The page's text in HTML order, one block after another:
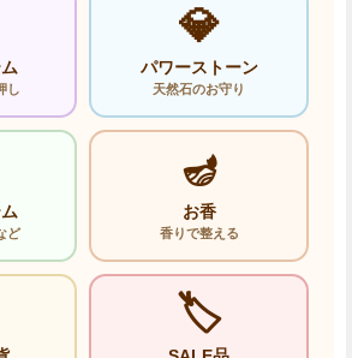
し
💎
パワーストーン
天然石のお守り
ど
🪔
お香
香りで整える
🏷️